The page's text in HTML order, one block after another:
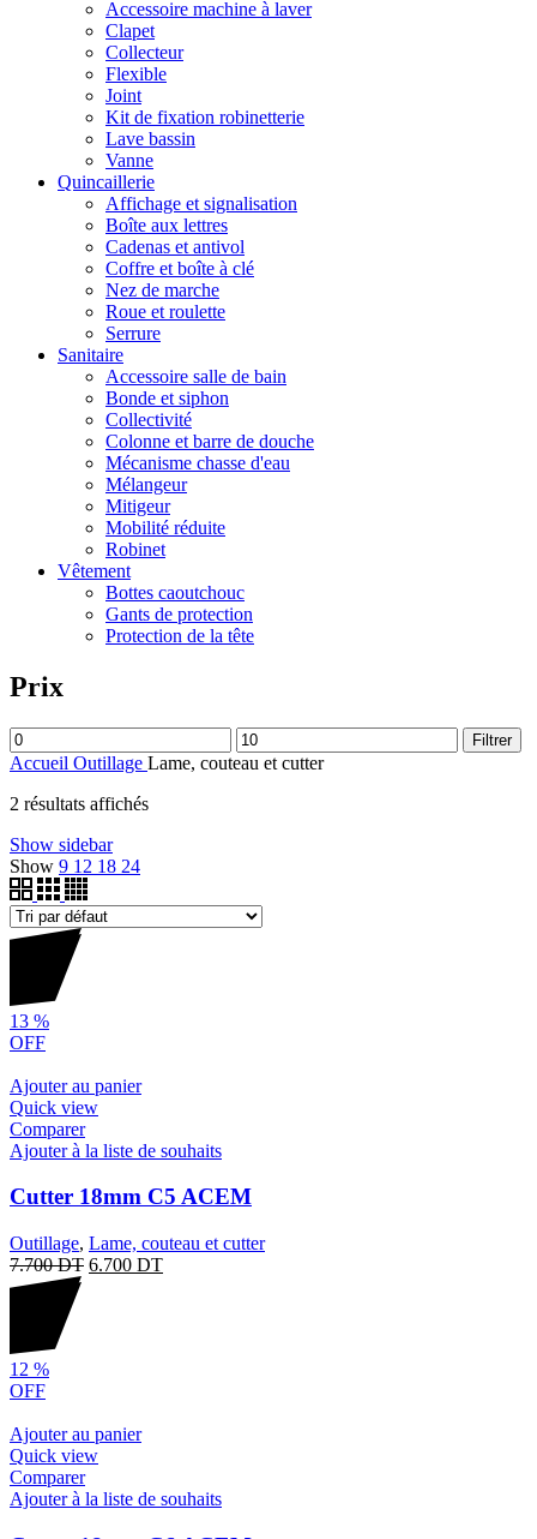
Accessoire machine à laver
Clapet
Collecteur
Flexible
Joint
Kit de fixation robinetterie
Lave bassin
Vanne
Quincaillerie
Affichage et signalisation
Boîte aux lettres
Cadenas et antivol
Coffre et boîte à clé
Nez de marche
Roue et roulette
Serrure
Sanitaire
Accessoire salle de bain
Bonde et siphon
Collectivité
Colonne et barre de douche
Mécanisme chasse d'eau
Mélangeur
Mitigeur
Mobilité réduite
Robinet
Vêtement
Bottes caoutchouc
Gants de protection
Protection de la tête
Prix
Filtrer
Accueil Outillage Lame, couteau et cutter
2 résultats affichés
Show sidebar
Show 9 12 18 24
13 %
OFF
Ajouter au panier
Quick view
Comparer
Ajouter à la liste de souhaits
Cutter 18mm C5 ACEM
Outillage, Lame, couteau et cutter
7.700DT 6.700 DT
12 %
OFF
Ajouter au panier
Quick view
Comparer
Ajouter à la liste de souhaits